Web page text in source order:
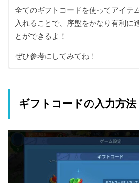
全てのギフトコードを使ってアイテ
入れることで、序盤をかなり有利に
とができるよ！
ぜひ参考にしてみてね！
ギフトコードの入力方法